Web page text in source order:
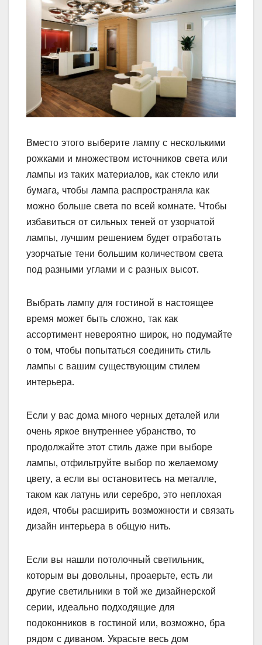
Вместо этого выберите лампу с несколькими
рожками и множеством источников света или
лампы из таких материалов, как стекло или
бумага, чтобы лампа распространяла как
можно больше света по всей комнате. Чтобы
избавиться от сильных теней от узорчатой ​​
лампы, лучшим решением будет отработать
узорчатые тени большим количеством света
под разными углами и с разных высот.
Выбрать лампу для гостиной в настоящее
время может быть сложно, так как
ассортимент невероятно широк, но подумайте
о том, чтобы попытаться соединить стиль
лампы с вашим существующим стилем
интерьера.
Если у вас дома много черных деталей или
очень яркое внутреннее убранство, то
продолжайте этот стиль даже при выборе
лампы, отфильтруйте выбор по желаемому
цвету, а если вы остановитесь на металле,
таком как латунь или серебро, это неплохая
идея, чтобы расширить возможности и связать
дизайн интерьера в общую нить.
Если вы нашли потолочный светильник,
которым вы довольны, проаерьте, есть ли
другие светильники в той же дизайнерской
серии, идеально подходящие для
подоконников в гостиной или, возможно, бра
рядом с диваном. Украсьте весь дом